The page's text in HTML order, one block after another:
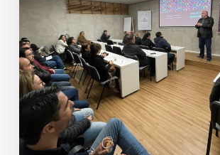
Importantes